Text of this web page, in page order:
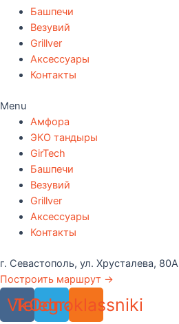
Башпечи
Везувий
Grillver
Аксессуары
Контакты
Menu
Амфора
ЭКО тандыры
GirTech
Башпечи
Везувий
Grillver
Аксессуары
Контакты
г. Севастополь, ул. Хрусталева, 80А
Построить маршрут →
Vk
Telegram
Odnoklassniki